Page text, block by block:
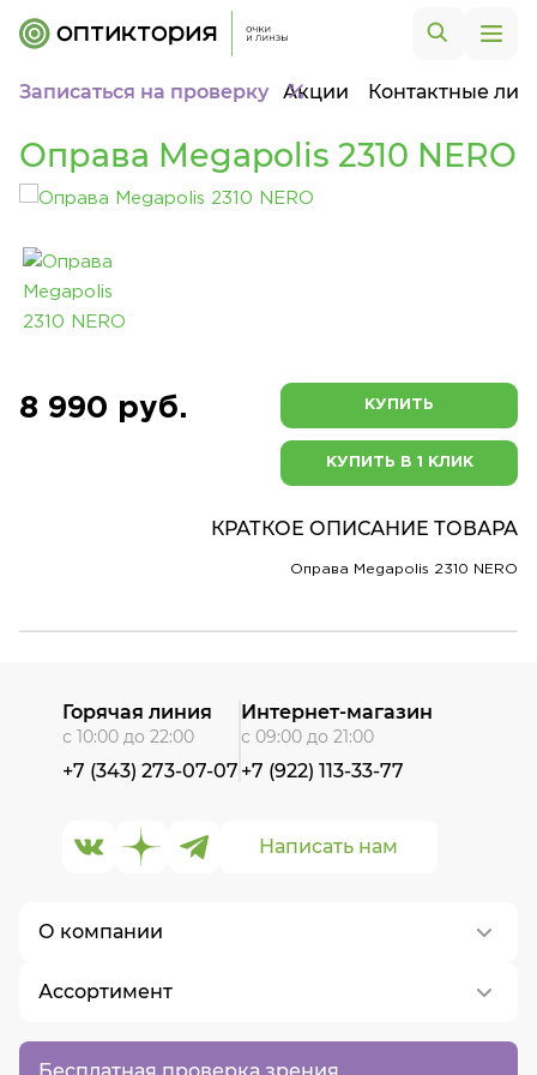
Записаться на проверку Акции Контактные
Оправа Megapolis 2310 NERO
8 990 руб. КУПИТЬ
КУПИТЬ В 1 КЛИК
КРАТКОЕ ОПИСАНИЕ ТОВАРА
Оправа Megapolis 2310 NERO
Бесплатная проверка зрения
О компании
О нас
Контакты
Ассортимент
Написать нам
Горячая линия
с 10:00 до 22:00
+7 (343) 273-07-07
Интернет-магазин
с 09:00 до 21:00
+7 (922) 113-33-77